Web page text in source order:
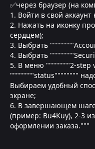
✅через браузер (на
1. Войти в свой
2. Нажать на иконку
сердцем);
3. Выбрать
4. Выбрать
5. В меню """"""""2-step
""""""""status""""""""
Выбираем удобный
экране;
6. В завершающем шаге
(пример: Bu4Kuy), 2-3
оформлении заказа."""